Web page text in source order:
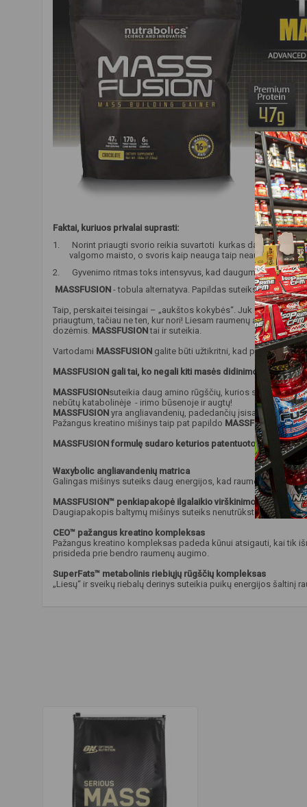
Faktai, kuriuos privalai suprasti:
1. Norint priaugti svorio reikia suvartoti kurkas daugiau
valgomo maisto, o svoris kaip neauga taip neauga.
2. Gyvenimo ritmas toks intensyvus, kad dauguma tokie
MASSFUSION - tobula alternatyva. Papildas suteiks reikalingų
Taip, perskaitei teisingai – „aukštos kokybės“. Juk svarbu ne
priaugtum, tačiau ne ten, kur nori! Liesam raumenų audiniui
dozėmis. MASSFUSIONtai ir suteikia.
Vartodami MASSFUSION galite būti užtikritni, kad produkto
MASSFUSION gali tai, ko negali kiti masės didinimo produktai!
MASSFUSIONsuteikia daug amino rūgščių, kurios skatina
nebūtų katabolinėje - irimo būsenoje ir augtų!
MASSFUSION yra angliavandenių, padedančių įsisavinti
Pažangus kreatino mišinys taip pat papildo MASSFUSION
MASSFUSION formulę sudaro keturios patentuotos
Waxybolic angliavandenių matrica
Galingas mišinys suteiks daug energijos, kad raumenys galėtų
MASSFUSION™ penkiapakopė ilgalaikio virškinimo amino
Daugiapakopis baltymų mišinys suteiks nenutrūkstamą
CEO™ pažangus kreatino kompleksas
Pažangus kreatino kompleksas padeda kūnui atsigauti, kai tik
prisideda prie bendro raumenų augimo.
SuperFats™ metabolinis riebiųjų rūgščių kompleksas
„Liesų“ ir sveikų riebalų derinys suteikia puikų energijos šaltinį